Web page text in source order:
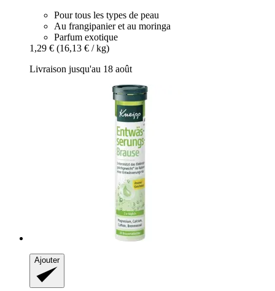
Pour tous les types de peau
Au frangipanier et au moringa
Parfum exotique
1,29 € (16,13 € / kg)
Livraison jusqu'au 18 août
Ajouter